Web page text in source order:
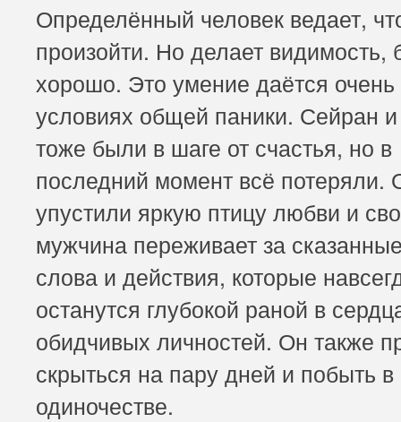
Определённый человек ведает,
произойти. Но делает видимость,
хорошо. Это умение даётся
условиях общей паники. Сейран
тоже были в шаге от счастья, но в
последний момент всё потеряли.
упустили яркую птицу любви и
мужчина переживает за
слова и действия, которые
останутся глубокой раной в
обидчивых личностей. Он также
скрыться на пару дней и побыть в
одиночестве.